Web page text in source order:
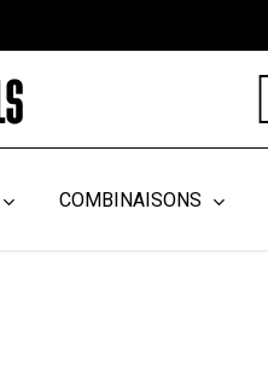
COMBINAISONS